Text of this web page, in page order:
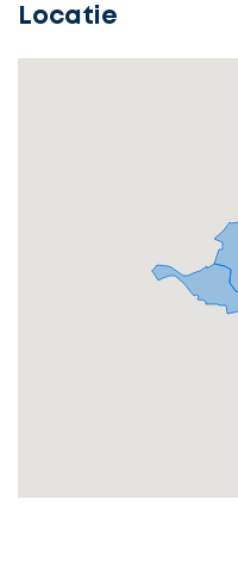
LocatieSelecteer
offertes